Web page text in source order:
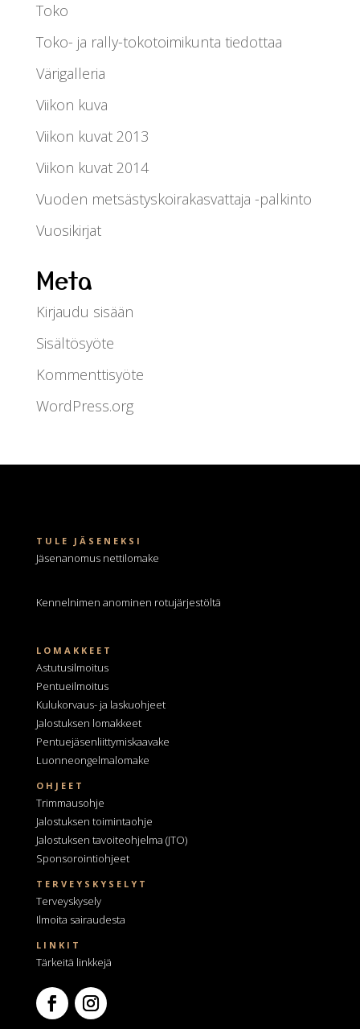
Toko
Toko- ja rally-tokotoimikunta tiedottaa
Värigalleria
Viikon kuva
Viikon kuvat 2013
Viikon kuvat 2014
Vuoden metsästyskoirakasvattaja -palkinto
Vuosikirjat
Meta
Kirjaudu sisään
Sisältösyöte
Kommenttisyöte
WordPress.org
TULE JÄSENEKSI
Jäsenanomus nettilomake
Kennelnimen anominen rotujärjestöltä
LOMAKKEET
Astutusilmoitus
Pentueilmoitus
Kulukorvaus- ja laskuohjeet
Jalostuksen lomakkeet
Pentuejäsenliittymiskaavake
Luonneongelmalomake
OHJEET
Trimmausohje
Jalostuksen toimintaohje
Jalostuksen tavoiteohjelma (JTO)
Sponsorointiohjeet
TERVEYSKYSELYT
Terveyskysely
Ilmoita sairaudesta
LINKIT
Tärkeitä linkkejä